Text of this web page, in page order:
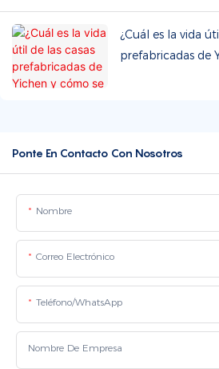
¿Cuál es la vida
prefabricadas de
Ponte En Contacto Con Nosotros
Nombre
Correo Electrónico
Teléfono/WhatsApp
Nombre De Empresa